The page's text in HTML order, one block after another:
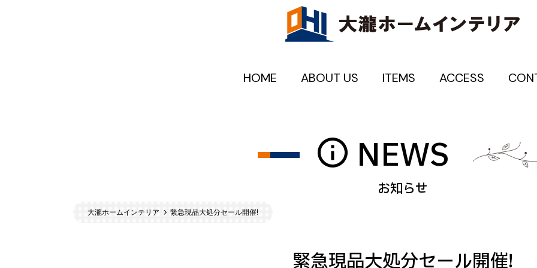
HOME ABOUT US ITEMS ACCESS
NEWS
大瀧ホームインテリア 緊急現品大処分セール開催!
緊急現品大処分セール開催!